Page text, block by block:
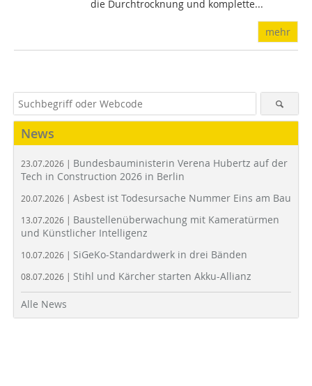
die Durchtrocknung und komplette...
mehr
News
23.07.2026 | Bundesbauministerin Verena Hubertz auf der
Tech in Construction 2026 in Berlin
20.07.2026 | Asbest ist Todesursache Nummer Eins am Bau
13.07.2026 | Baustellenüberwachung mit Kameratürmen
und Künstlicher Intelligenz
10.07.2026 | SiGeKo-Standardwerk in drei Bänden
08.07.2026 | Stihl und Kärcher starten Akku-Allianz
Alle News